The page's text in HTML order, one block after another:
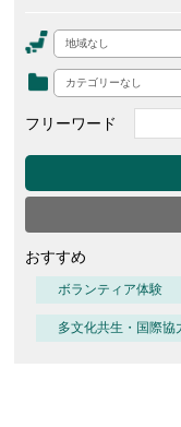
地域なし
カテゴリーなし
フリーワード
おすすめ
ボランティア体験
多文化共生・国際協